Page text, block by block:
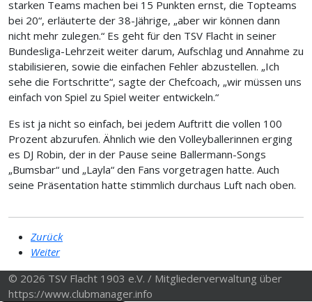
starken Teams machen bei 15 Punkten ernst, die Topteams
bei 20“, erläuterte der 38-Jährige, „aber wir können dann
nicht mehr zulegen.“ Es geht für den TSV Flacht in seiner
Bundesliga-Lehrzeit weiter darum, Aufschlag und Annahme zu
stabilisieren, sowie die einfachen Fehler abzustellen. „Ich
sehe die Fortschritte“, sagte der Chefcoach, „wir müssen uns
einfach von Spiel zu Spiel weiter entwickeln.“
Es ist ja nicht so einfach, bei jedem Auftritt die vollen 100
Prozent abzurufen. Ähnlich wie den Volleyballerinnen erging
es DJ Robin, der in der Pause seine Ballermann-Songs
„Bumsbar“ und „Layla“ den Fans vorgetragen hatte. Auch
seine Präsentation hatte stimmlich durchaus Luft nach oben.
Zurück
Weiter
© 2026 TSV Flacht 1903 e.V. / Mitgliederverwaltung über
https://www.clubmanager.info